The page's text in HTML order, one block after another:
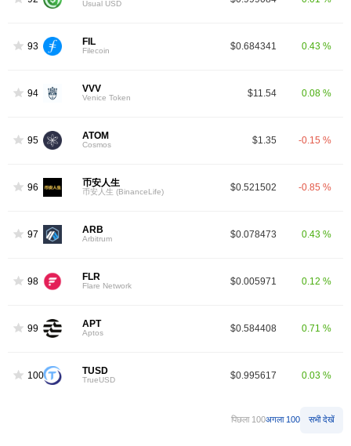
Usual USD
93 FIL
Filecoin $0.684341 0.43 %
94 VVV
Venice Token $11.54 0.08 %
95 ATOM
Cosmos $1.35 -0.15 %
96 币安人生
币安人生 (BinanceLife) $0.521502 -0.85 %
97 ARB
Arbitrum $0.078473 0.43 %
98 FLR
Flare Network $0.005971 0.12 %
99 APT
Aptos $0.584408 0.71 %
100 TUSD
TrueUSD $0.995617 0.03 %
पिछला 100अगला 100 सभी देखें